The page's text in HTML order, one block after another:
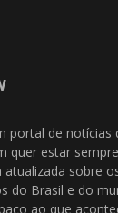
portal de notícias
quer estar
sobre
do Brasil e do
ao que